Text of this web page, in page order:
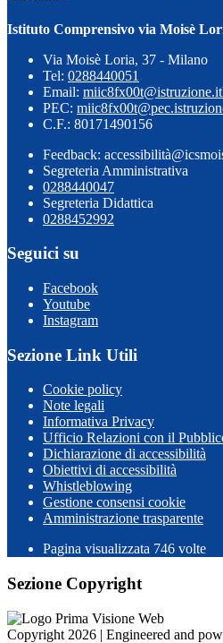
Istituto Comprensivo via Moisè
Via Moisè Loria, 37 - Milano
Tel: 0288440051
Email: miic8fx00t@istruzione.it
PEC:
C.F.: 80171490156
Feedback:
Segreteria Amministrativa
0288440047
Segreteria Didattica
0288452992
Seguici su
Facebook
Youtube
Instagram
Sezione Link Utili
Cookie policy
Note legali
Informativa Privacy
Ufficio Relazioni con il
Dichiarazione di accessibilità
Obiettivi di accessibilità
Whistleblowing
Gestione consensi cookie
Amministrazione trasparente
Pagina visualizzata 746 volte
Sezione Copyright
Copyright 2026 | Engineered and